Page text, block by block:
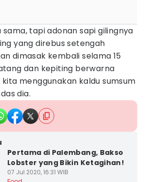
tapi adonan sapi gilingnya
yang direbus setengah
dimasak kembali selama 15
dan kepiting berwarna
menggunakan kaldu sumsum
dia.
Pertama di Palembang, Bakso
Lobster yang Bikin Ketagihan!
07 Jul 2020, 16:31 WIB